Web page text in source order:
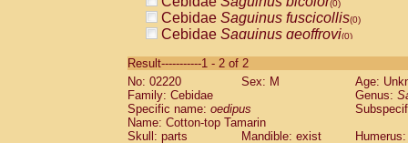
(0)
Cebidae Saguinus fuscicollis(0)
Cebidae Saguinus geoffroyi(0)
CebidaeSaguinus labiatus(0)
Cebidae Saguinus leucopus (0)
Cebidae
CebidaeSaguinus mystax
Cebidae Saguinus nigricollis (1)
Result-----------1 - 2 of 2
No: 02220
Sex: M
Age:
Family: Cebidae
Genus:
Specific name: oedipus
Name: Cotton-top Tamarin
Skull: parts
Mandible: exist